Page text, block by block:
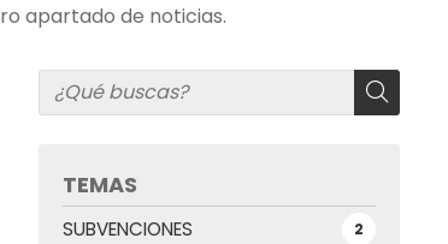
apartado de noticias.
TEMAS
SUBVENCIONES 2